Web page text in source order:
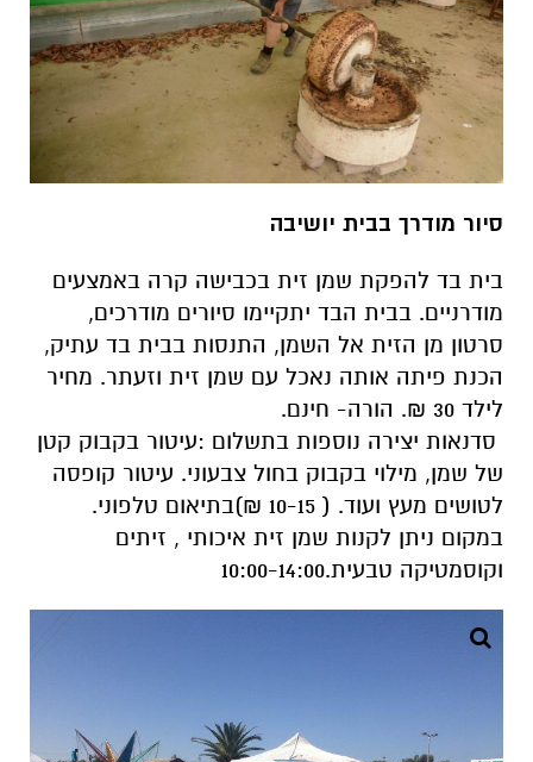
סיור מודרך בבית יושיבה
בית בד להפקת שמן זית בכבישה קרה באמצעים
מודרניים. בבית הבד יתקיימו סיורים מודרכים,
סרטון מן הזית אל השמן, התנסות בבית בד עתיק,
הכנת פיתה אותה נאכל עם שמן זית וזעתר. מחיר
לילד 30 ₪. הורה- חינם.
סדנאות יצירה נוספות בתשלום :עיטור בקבוק קטן
של שמן, מילוי בקבוק בחול צבעוני. עיטור קופסה
לטושים מעץ ועוד. ( 10-15 ₪)בתיאום טלפוני.
במקום ניתן לקנות שמן זית איכותי , זיתים
וקוסמטיקה טבעית.10:00-14:00